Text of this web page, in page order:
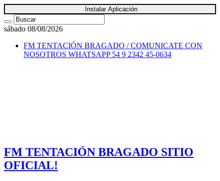
Instalar Aplicación
sábado 08/08/2026
FM TENTACIÓN BRAGADO / COMUNICATE CON
NOSOTROS WHATSAPP 54 9 2342 45-0634
FM TENTACIÓN BRAGADO SITIO
OFICIAL!